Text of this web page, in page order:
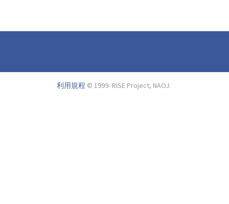
利用規程 © 1999- RISE Project, NAOJ.